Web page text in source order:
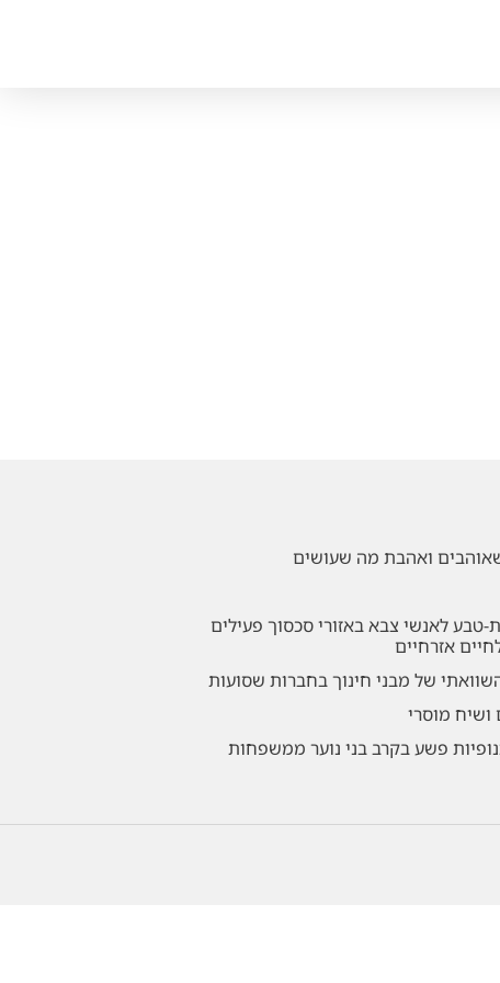
שאוהבים ואהבת מה שעושים
טבע לאנשי צבא באזורי סכסוך פעילים
אזרחיים
של מבני חינוך בחברות שסועות
ושיח מוסרי
פשע בקרב בני נוער ממשפחות